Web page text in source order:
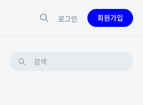
로그인 회원가입